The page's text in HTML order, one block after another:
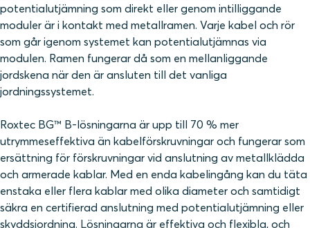
potentialutjämning som direkt eller genom intilliggande
moduler är i kontakt med metallramen. Varje kabel och rör
som går igenom systemet kan potentialutjämnas via
modulen. Ramen fungerar då som en mellanliggande
jordskena när den är ansluten till det vanliga
jordningssystemet.
Roxtec BG™ B-lösningarna är upp till 70 % mer
utrymmeseffektiva än kabelförskruvningar och fungerar som
ersättning för förskruvningar vid anslutning av metallklädda
och armerade kablar. Med en enda kabelingång kan du täta
enstaka eller flera kablar med olika diameter och samtidigt
säkra en certifierad anslutning med potentialutjämning eller
skyddsjordning. Lösningarna är effektiva och flexibla, och